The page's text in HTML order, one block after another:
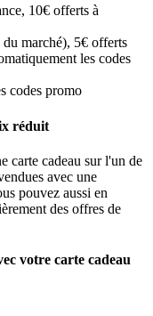
10€ offerts à
du marché), 5€ offerts
les codes
codes promo
réduit
carte cadeau sur l'un de
avec une
pouvez aussi en
des offres de
votre carte cadeau